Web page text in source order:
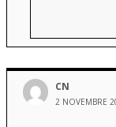
CN
2 NOVEMBRE